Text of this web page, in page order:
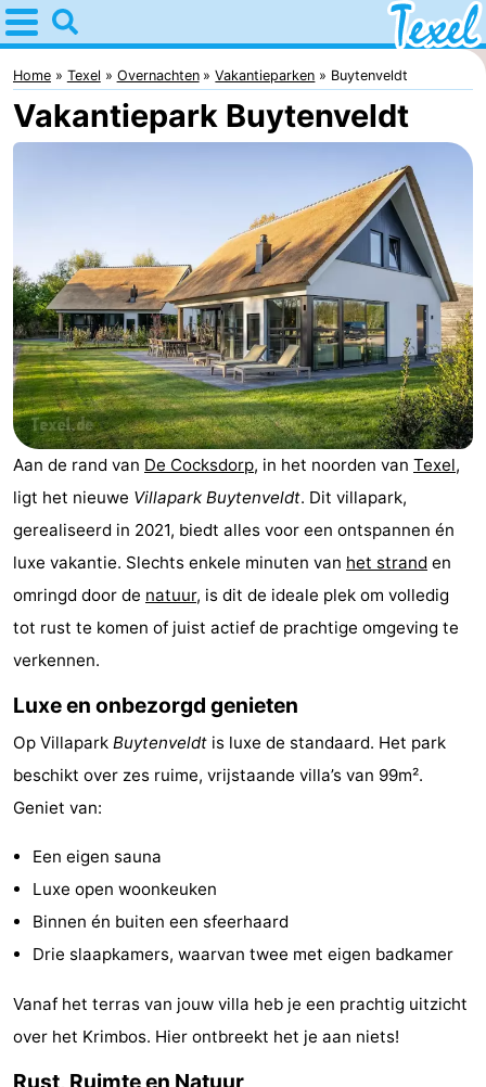
Home
Texel
Tips
-
Den
Burg
-
Den
Hoorn
-
De
Cocksdorp
-
De
Koog
-
Oudeschild
De
-
Oosterend
Natuur
Mooiste
uitkijkpunten
Overnachten
Appartementen
-
Bosch
Zee
-
Vlijt
Hoeve
Holland
-
Land
en
-
Strandhuys
-
Home Texel Overnachten Vakantieparken Buytenveldt
Vakantiepark Buytenveldt
Aan de rand van De Cocksdorp, in het noorden van Texel,
ligt het nieuwe Villapark Buytenveldt. Dit villapark,
gerealiseerd in 2021, biedt alles voor een ontspannen én
luxe vakantie. Slechts enkele minuten van het strand en
omringd door de natuur, is dit de ideale plek om volledig
tot rust te komen of juist actief de prachtige omgeving te
verkennen.
Luxe en onbezorgd genieten
Op Villapark Buytenveldt is luxe de standaard. Het park
beschikt over zes ruime, vrijstaande villa’s van 99m².
Geniet van:
Een eigen sauna
Luxe open woonkeuken
Binnen én buiten een sfeerhaard
Drie slaapkamers, waarvan twee met eigen badkamer
Vanaf het terras van jouw villa heb je een prachtig uitzicht
over het Krimbos. Hier ontbreekt het je aan niets!
Rust, Ruimte en Natuur